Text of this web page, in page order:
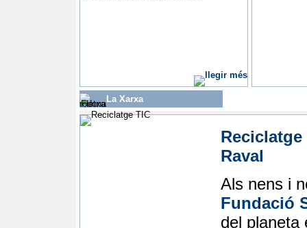
La Xarxa
Reciclatge
Raval
Als nens i
Fundació
del